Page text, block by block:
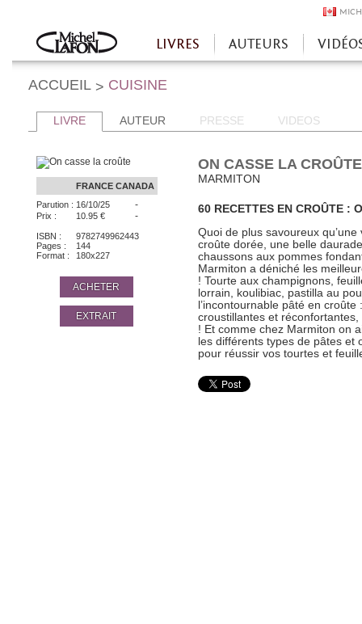
Accueil
LIVRES AUTEURS
ACCUEIL > CUISINE
LIVRE AUTEUR PRESSE VIDEOS
FRANCE CANADA
Parution : 16/10/25 -
Prix : 10.95 € -
ISBN :
9782749962443
Pages :
144
Format :
180x227
ACHETER
EXTRAIT
ON CASSE LA CROÛTE
MARMITON
60 RECETTES EN CROÛTE :
Quoi de plus savoureux
croûte dorée, une belle
chaussons aux pommes
Marmiton a déniché les
! Tourte aux champignons,
lorrain, koulibiac, pastilla au
l’incontournable pâté en
croustillantes et
! Et comme chez Marmiton on
les différents types de pâtes et
pour réussir vos tourtes et